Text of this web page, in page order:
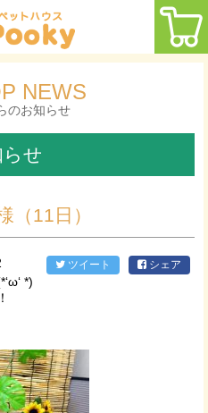
NEWS
のお知らせ
せ
（11日）
ツイート シェア
*)